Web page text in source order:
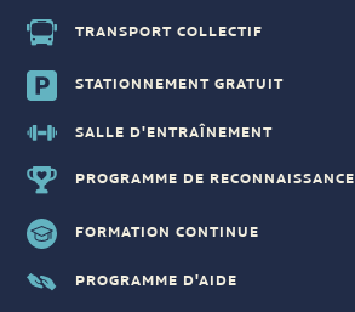
TRANSPORT COLLECTIF
STATIONNEMENT GRATUIT
SALLE D'ENTRAÎNEMENT
PROGRAMME DE RECONNAISSANCE
FORMATION CONTINUE
PROGRAMME D'AIDE